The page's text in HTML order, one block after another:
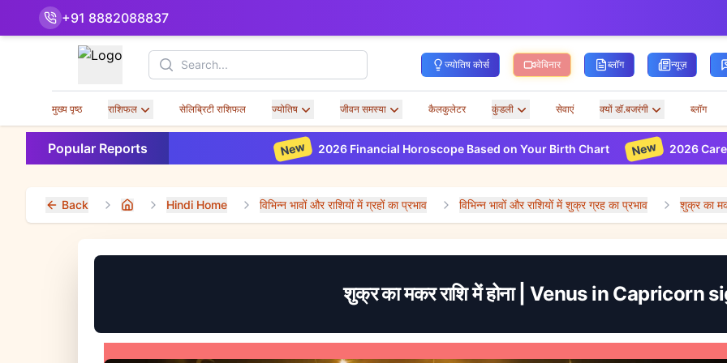
+91 8882088837
Search ज्योतिष कोर्स वेबिनार ब्लॉग न्यूज़
मुख्य पृष्ठ राशिफल सेलिब्रिटी राशिफल ज्योतिष जीवन समस्या कैलकुलेटर कुंडली सेवाएं क्यों डॉ.बजरंगी ब्लॉग
Popular Reports 2026 Financial Horoscope Based on Your Birth Chart New 2026 Career
Back Home Hindi Home विभिन्न भावों और राशियों में ग्रहों का प्रभाव विभिन्न भावों और राशियों में शुक्र ग्रह का प्रभाव शुक्र का
शुक्र का मकर राशि में होना | Venus in Capricorn